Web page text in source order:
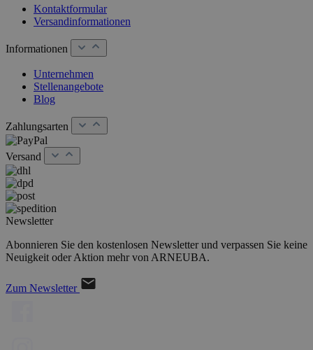
Kontaktformular
Versandinformationen
Informationen
Unternehmen
Stellenangebote
Blog
Zahlungsarten
Versand
Newsletter
Abonnieren Sie den kostenlosen Newsletter und verpassen Sie keine
Neuigkeit oder Aktion mehr von ARNEUBA.
Zum Newsletter